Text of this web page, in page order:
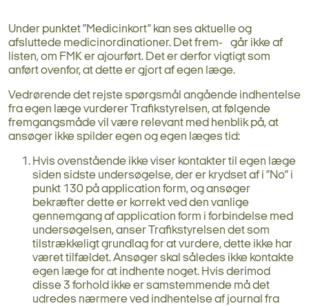
Under punktet ”Medicinkort” kan ses aktuelle og
afsluttede medicinordinationer. Det frem- går ikke af
listen, om FMK er ajourført. Det er derfor vigtigt som
anført ovenfor, at dette er gjort af egen læge.
Vedrørende det rejste spørgsmål angående indhentelse
fra egen læge vurderer Trafikstyrelsen, at følgende
fremgangsmåde vil være relevant med henblik på, at
ansøger ikke spilder egen og egen læges tid:
Hvis ovenstående ikke viser kontakter til egen læge
siden sidste undersøgelse, der er krydset af i ”No” i
punkt 130 på application form, og ansøger
bekræfter dette er korrekt ved den vanlige
gennemgang af application form i forbindelse med
undersøgelsen, anser Trafikstyrelsen det som
tilstrækkeligt grundlag for at vurdere, dette ikke har
været tilfældet. Ansøger skal således ikke kontakte
egen læge for at indhente noget. Hvis derimod
disse 3 forhold ikke er samstemmende må det
udredes nærmere ved indhentelse af journal fra